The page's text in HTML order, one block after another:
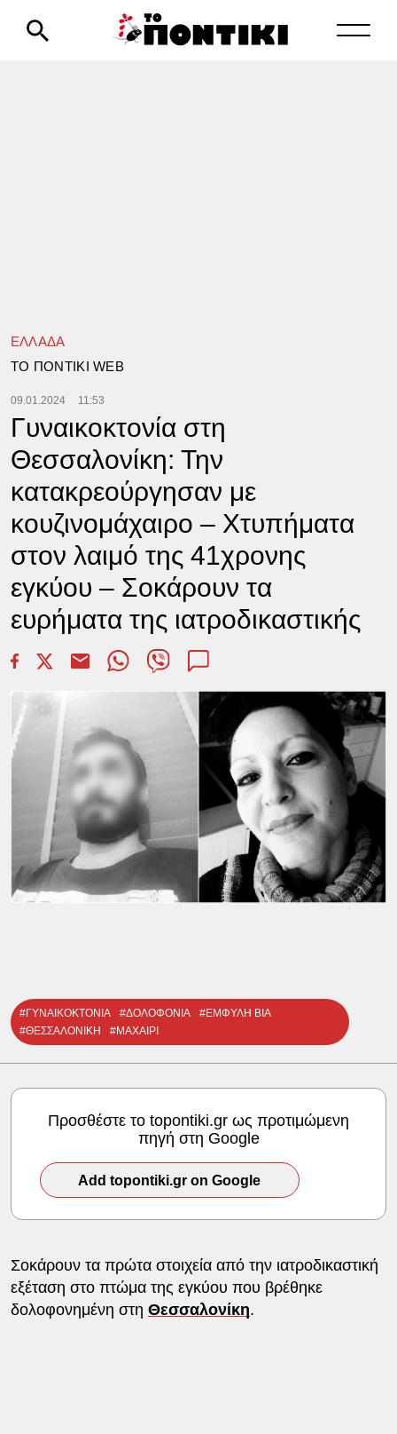
ΕΛΛΑΔΑ
TΟ ΠΟΝΤΙΚΙ WEB
09.01.2024 11:53
Γυναικοκτονία στη
Θεσσαλονίκη: Την
κατακρεούργησαν με
κουζινομάχαιρο – Χτυπήματα
στον λαιμό της 41χρονης
εγκύου – Σοκάρουν τα
ευρήματα της ιατροδικαστικής
#ΓΥΝΑΙΚΟΚΤΟΝΙΑ #ΔΟΛΟΦΟΝΙΑ
#ΕΜΦΥΛΗ ΒΙΑ
#ΘΕΣΣΑΛΟΝΙΚΗ
#ΜΑΧΑΙΡΙ
Προσθέστε το topontiki.gr ως προτιμώμενη
πηγή στη Google
Add topontiki.gr on Google
Σοκάρουν τα πρώτα στοιχεία από την ιατροδικαστική
εξέταση στο πτώμα της εγκύου που βρέθηκε
δολοφονημένη στη Θεσσαλονίκη.